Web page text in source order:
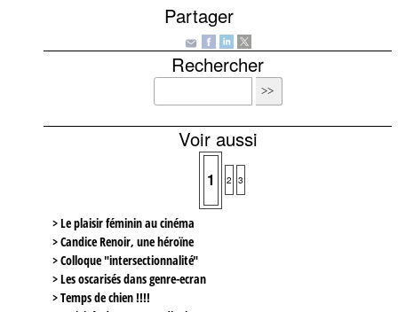
Partager
Rechercher
Voir aussi
1 2 3
> Le plaisir féminin au cinéma
> Candice Renoir, une héroïne
> Colloque "intersectionnalité"
> Les oscarisés dans genre-ecran
> Temps de chien !!!!